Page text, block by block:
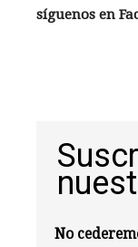
síguenos en
No